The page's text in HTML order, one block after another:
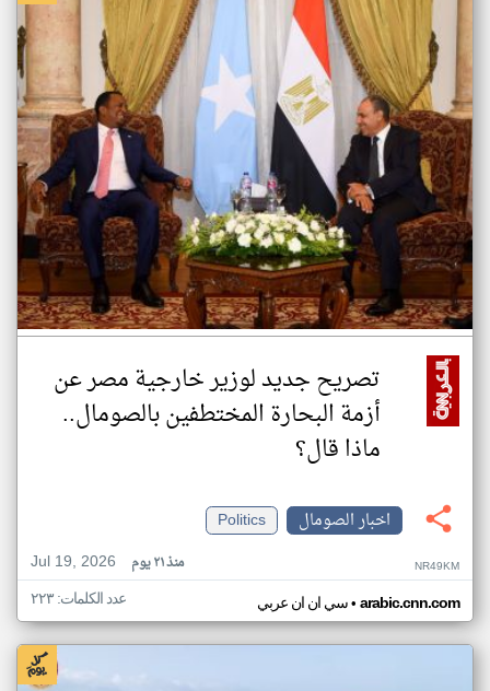
تصريح جديد لوزير خارجية مصر عن
أزمة البحارة المختطفين بالصومال..
ماذا قال؟
اخبار الصومال
Politics
Jul 19, 2026
منذ ٢١ يوم NR49KM
سي ان ان عربي• arabic.cnn.com عدد الكلمات: ٢٢٣